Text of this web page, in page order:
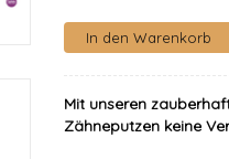
Mit unseren
Zähneputzen keine